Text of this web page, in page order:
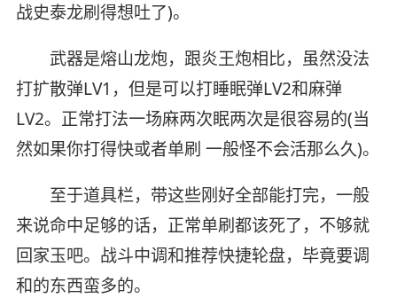
战史泰龙刷得想吐了)。
武器是熔山龙炮，跟炎王炮相比，虽然没法
打扩散弹LV1，但是可以打睡眠弹LV2和麻弹
LV2。正常打法一场麻两次眠两次是很容易的(当
然如果你打得快或者单刷 一般怪不会活那么久)。
至于道具栏，带这些刚好全部能打完，一般
来说命中足够的话，正常单刷都该死了，不够就
回家玉吧。战斗中调和推荐快捷轮盘，毕竟要调
和的东西蛮多的。